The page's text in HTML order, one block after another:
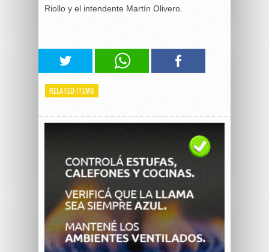
Riollo y el intendente Martín Olivero.
RELATED ITEMS